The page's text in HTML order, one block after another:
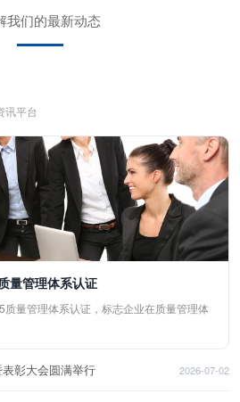
我们的最新动态
讯平台
量管理体系认证
量管理体系认证，标志企业在质量管理体
彰大会圆满举行 2026-07-02